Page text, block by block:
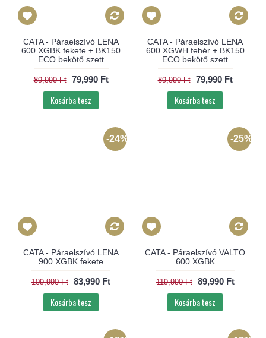
CATA - Páraelszívó LENA
600 XGBK fekete + BK150
ECO bekötő szett
89,990 Ft 79,990 Ft
Kosárba tesz
CATA - Páraelszívó LENA
600 XGWH fehér + BK150
ECO bekötő szett
89,990 Ft 79,990 Ft
Kosárba tesz
-24%
CATA - Páraelszívó LENA
900 XGBK fekete
109,990 Ft 83,990 Ft
Kosárba tesz
-25%
CATA - Páraelszívó VALTO
600 XGBK
119,990 Ft 89,990 Ft
Kosárba tesz